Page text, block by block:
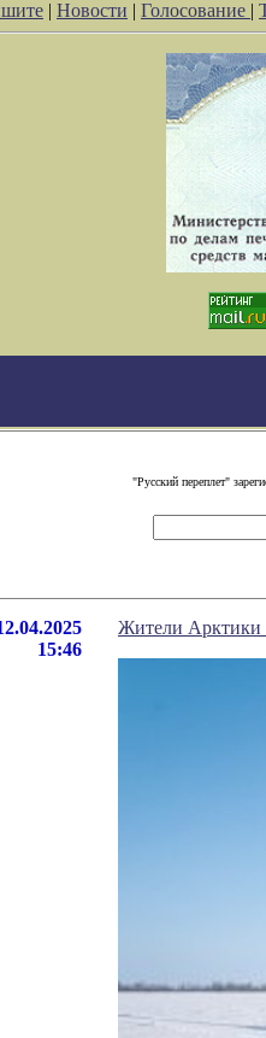
| Новости | Голосование |
"Русский переплет"
15:46
Жители Арктики